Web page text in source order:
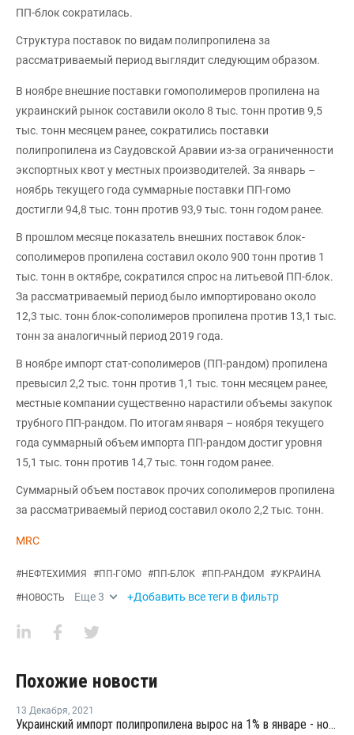
ПП-блок сократилась.
Структура поставок по видам полипропилена за
рассматриваемый период выглядит следующим образом.
В ноябре внешние поставки гомополимеров пропилена на
украинский рынок составили около 8 тыс. тонн против 9,5
тыс. тонн месяцем ранее, сократились поставки
полипропилена из Саудовской Аравии из-за ограниченности
экспортных квот у местных производителей. За январь –
ноябрь текущего года суммарные поставки ПП-гомо
достигли 94,8 тыс. тонн против 93,9 тыс. тонн годом ранее.
В прошлом месяце показатель внешних поставок блок-
сополимеров пропилена составил около 900 тонн против 1
тыс. тонн в октябре, сократился спрос на литьевой ПП-блок.
За рассматриваемый период было импортировано около
12,3 тыс. тонн блок-сополимеров пропилена против 13,1 тыс.
тонн за аналогичный период 2019 года.
В ноябре импорт стат-сополимеров (ПП-рандом) пропилена
превысил 2,2 тыс. тонн против 1,1 тыс. тонн месяцем ранее,
местные компании существенно нарастили объемы закупок
трубного ПП-рандом. По итогам января – ноября текущего
года суммарный объем импорта ПП-рандом достиг уровня
15,1 тыс. тонн против 14,7 тыс. тонн годом ранее.
Суммарный объем поставок прочих сополимеров пропилена
за рассматриваемый период составил около 2,2 тыс. тонн.
MRC
#НЕФТЕХИМИЯ #ПП-ГОМО #ПП-БЛОК #ПП-РАНДОМ #УКРАИНА
#НОВОСТЬ Еще3 +Добавить все теги в фильтр
Похожие новости
13 Декабря, 2021
Украинский импорт полипропилена вырос на 1% в январе - ноябре